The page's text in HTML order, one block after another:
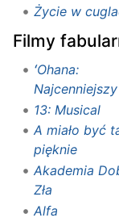
Życie w
Filmy
ʻOhana:
13: Musical
A miało być
pięknie
Akademia
Zła
Alfa